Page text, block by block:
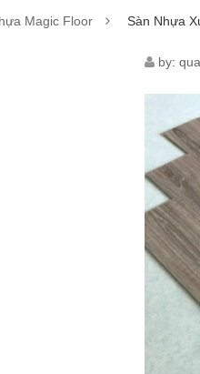
Magic Floor Sàn Nhựa
SÀN
CÁ
SC
by: